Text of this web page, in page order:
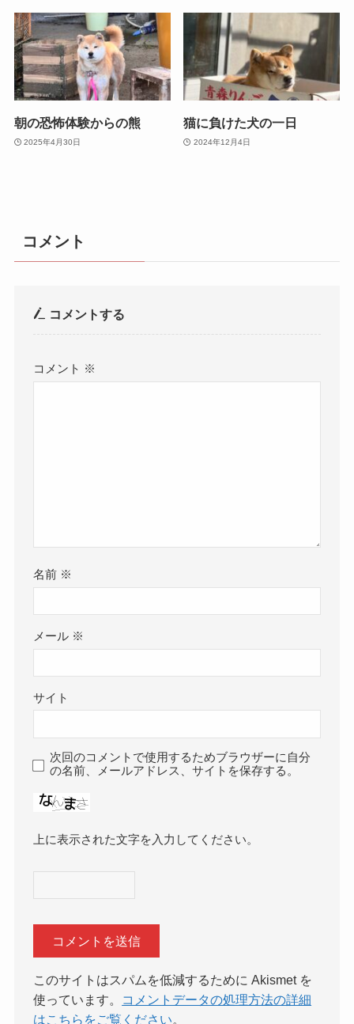
朝の恐怖体験からの熊
2025年4月30日
猫に負けた犬の一日
2024年12月4日
コメント
コメントする
コメント ※
名前 ※
メール ※
サイト
次回のコメントで使用するためブラウザーに自分
の名前、メールアドレス、サイトを保存する。
上に表示された文字を入力してください。
このサイトはスパムを低減するために Akismet を
使っています。
コメントデータの処理方法の詳細
はこちらをご覧ください。